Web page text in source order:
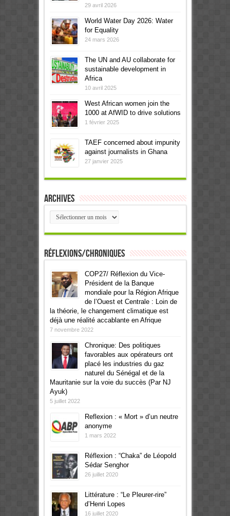
29 avril 2026
World Water Day 2026: Water
for Equality
24 mars 2026
The UN and AU collaborate for
sustainable development in
Africa
10 avril 2025
West African women join the
1000 at AfWID to drive solutions
1 février 2025
TAEF concerned about impunity
against journalists in Ghana
27 janvier 2025
Archives
Archives
Réflexions/Chroniques
COP27/ Réflexion du Vice-
Président de la Banque
mondiale pour la Région Afrique
de l’Ouest et Centrale : Loin de
la théorie, le changement climatique est
déjà une réalité accablante en Afrique
7 novembre 2022
Chronique: Des politiques
favorables aux opérateurs ont
placé les industries du gaz
naturel du Sénégal et de la
Mauritanie sur la voie du succès (Par NJ
Ayuk)
5 juillet 2022
Reflexion : « Mort » d’un neutre
anonyme
1 mars 2022
Réflexion : “Chaka” de Léopold
Sédar Senghor
26 juillet 2020
Littérature : “Le Pleurer-rire”
d’Henri Lopes
16 juillet 2020